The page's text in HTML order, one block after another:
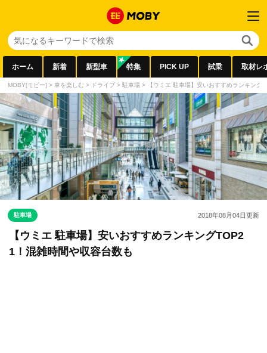
ホーム 新着 新型車 特集 PICK UP 試乗 取材レ
MOBY[モビー] > 車を楽しむ > ドライブ > 駐車場 > 【ウミエ 駐車場】安いおすすめランキング
駐車場 2018年08月04日更新
【ウミエ 駐車場】安いおすすめランキングTOP2
1！混雑時間や収容台数も